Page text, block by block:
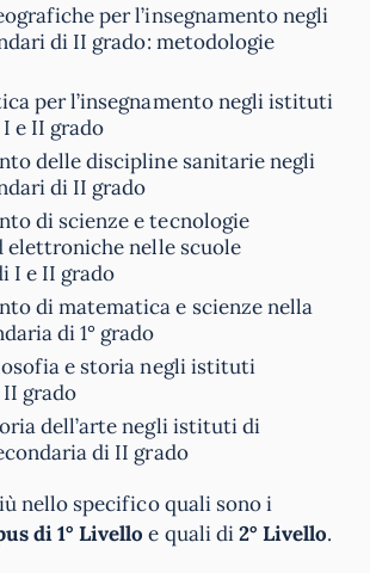
per l’insegnamento negli
di II grado: metodologie
per l’insegnamento negli istituti
e II grado
delle discipline sanitarie negli
di II grado
di scienze e tecnologie
elettroniche nelle scuole
I e II grado
di matematica e scienze nella
di 1° grado
e storia negli istituti
grado
dell’arte negli istituti di
di II grado
nello specifico quali sono i
di 1° Livello e quali di2° Livello.